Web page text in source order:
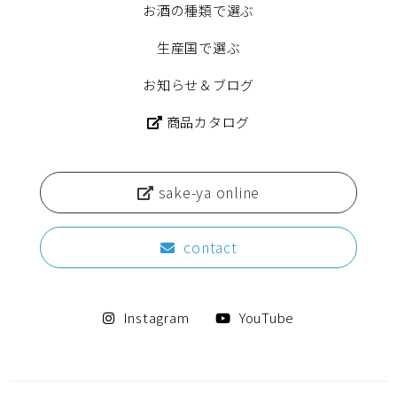
お酒の種類で選ぶ
生産国で選ぶ
お知らせ＆ブログ
商品カタログ
sake-ya online
contact
Instagram YouTube